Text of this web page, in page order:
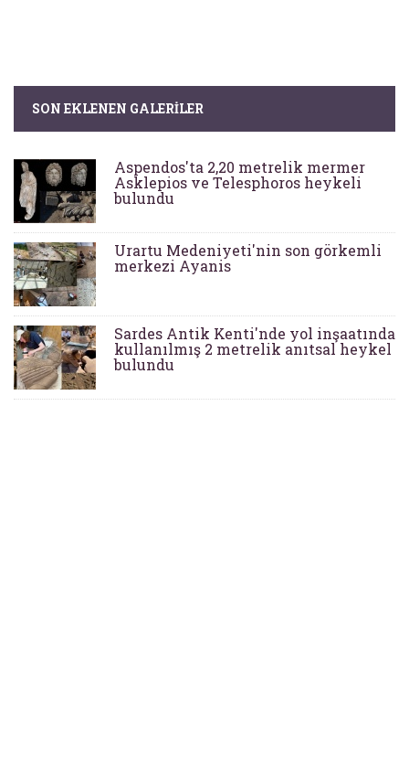
SON EKLENEN GALERILER
Aspendos'ta 2,20 metrelik mermer
Asklepios ve Telesphoros heykeli
bulundu
Urartu Medeniyeti'nin son görkemli
merkezi Ayanis
Sardes Antik Kenti'nde yol inşaatında
kullanılmış 2 metrelik anıtsal heykel
bulundu